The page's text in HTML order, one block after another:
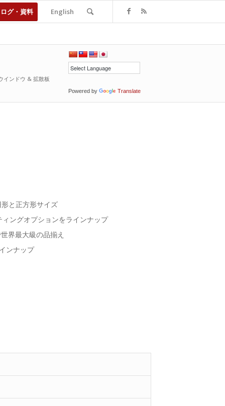
グ・資料 English
Powered by Translate
ンドウ & 拡散板
と正方形サイズ
ングオプションをラインナップ
界最大級の品揃え
ンナップ